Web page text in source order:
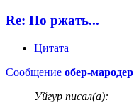
Re: По ржать...
Цитата
Сообщение обер-мародер
Уйгур писал(а):